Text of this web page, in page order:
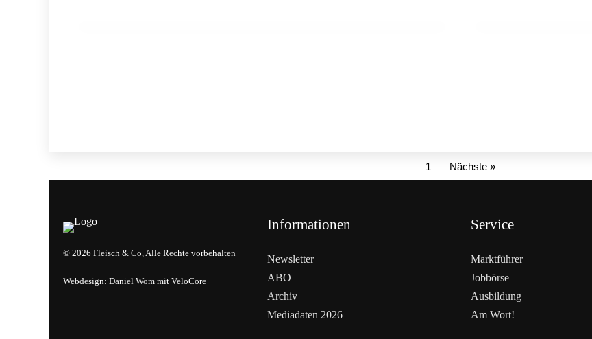
1 Nächste »
© 2026 Fleisch & Co, Alle Rechte vorbehalten
Webdesign: Daniel Wom mit VeloCore
Informationen
Newsletter
ABO
Archiv
Mediadaten 2026
Service
Marktführer
Jobbörse
Ausbildung
Am Wort!